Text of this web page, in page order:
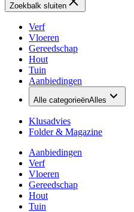
Zoekbalk sluiten
Verf
Vloeren
Gereedschap
Hout
Tuin
Aanbiedingen
Alle categorieënAlles
Klusadvies
Folder & Magazine
Aanbiedingen
Verf
Vloeren
Gereedschap
Hout
Tuin